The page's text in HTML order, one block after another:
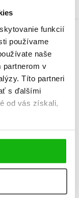
funkcií
používame
naše
partnerom v
Títo partneri
s ďalšími
od vás získali,